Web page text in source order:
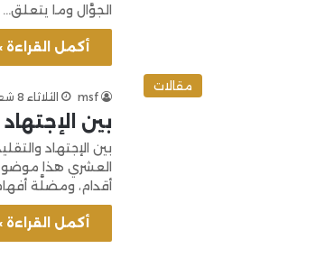
الجوَّال وما يتعلق…
أكمل القراءة
مقالات
msf الثلاثاء 8 شعبان 1436هـ 26-5-2015م
بين
بين الإجتهاد
العشري هذا
أقدام، ومضلَّة
أكمل القراءة